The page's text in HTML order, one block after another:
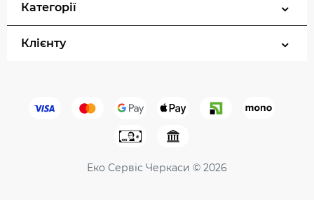
Категорії
Клієнту
Еко Сервіс Черкаси © 2026